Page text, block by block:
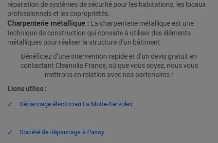
réparation de systèmes de sécurité pour les habitations, les locaux
professionnels et les copropriétés.
Charpenterie métallique : La charpenterie métallique est une
technique de construction qui consiste à utiliser des éléments
métalliques pour réaliser la structure d’un bâtiment
Bénéficiez d’une intervention rapide et d’un devis gratuit en
contactant Cleanolia France, où que vous soyez, nous vous
mettrons en relation avec nos partenaires !
Liens utiles :
Dépannage électricien La Motte-Servolex
Société de dépannage à Passy